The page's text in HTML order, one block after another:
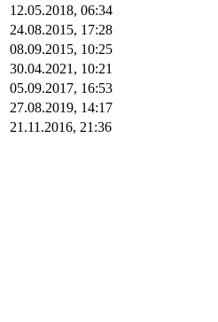
12.05.2018, 06:34
24.08.2015, 17:28
08.09.2015, 10:25
30.04.2021, 10:21
05.09.2017, 16:53
27.08.2019, 14:17
21.11.2016, 21:36